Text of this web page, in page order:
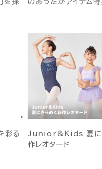
を採
のあったかアイテム特
る
Junior&Kids 夏に
作レオタード